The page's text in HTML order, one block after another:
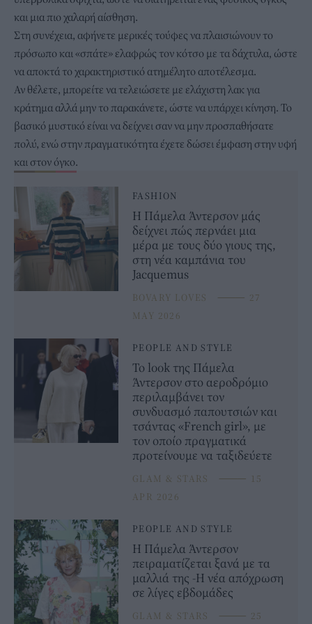
και μια πιο χαλαρή αίσθηση.
Στη συνέχεια, αφήνετε μερικές τούφες να πλαισιώνουν το
πρόσωπο και «σπάτε» ελαφρώς τον κότσο με τα δάχτυλα, ώστε
να αποκτά το χαρακτηριστικό ατημέλητο αποτέλεσμα.
Αν θέλετε, μπορείτε να τελειώσετε με ελάχιστη λακ για
κράτημα αλλά μην το παρακάνετε, ώστε να υπάρχει κίνηση. Το
βασικό μυστικό είναι να δείχνει σαν να μην προσπαθήσατε
πολύ, ενώ στην πραγματικότητα έχετε δώσει έμφαση στην υφή
και στον όγκο.
FASHION
Η Πάμελα Άντερσον μάς
δείχνει πώς περνάει μια
μέρα με τους δύο γιους της,
στη νέα καμπάνια του
Jacquemus
BOVARY LOVES ⸻ 27
MAY 2026
PEOPLE AND STYLE
Το look της Πάμελα
Άντερσον στο αεροδρόμιο
περιλαμβάνει τον
συνδυασμό παπουτσιών και
τσάντας «French girl», με
τον οποίο πραγματικά
προτείνουμε να ταξιδεύετε
GLAM & STARS ⸻ 15
APR 2026
PEOPLE AND STYLE
Η Πάμελα Άντερσον
πειραματίζεται ξανά με τα
μαλλιά της -Η νέα απόχρωση
σε λίγες εβδομάδες
GLAM & STARS ⸻ 25